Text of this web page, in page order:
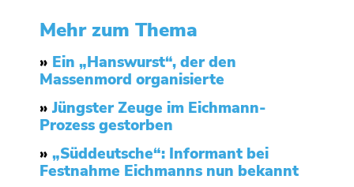
Mehr zum Thema
» Ein „Hanswurst“, der den
Massenmord organisierte
» Jüngster Zeuge im Eichmann-
Prozess gestorben
» „Süddeutsche“: Informant bei
Festnahme Eichmanns nun bekannt